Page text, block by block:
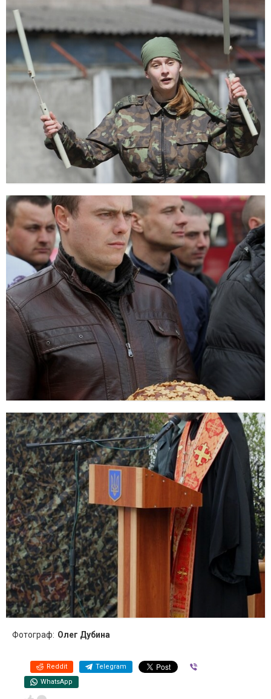
Фотограф: Олег Дубина
Reddit Telegram
WhatsApp